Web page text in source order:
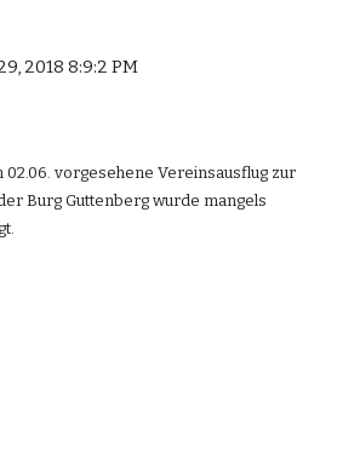
2018 8:9:2 PM
02.06. vorgesehene Vereinsausflug zur
Burg Guttenberg wurde mangels